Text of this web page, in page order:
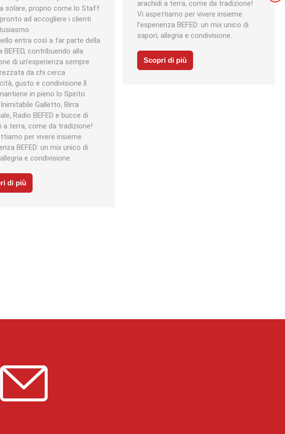
solare, proprio come lo Staff
pronto ad accogliere i clienti
entra così a far parte della
BEFED, contribuendo alla
di un’esperienza sempre
da chi cerca
gusto e condivisione.Il
in pieno lo Spirito
Inimitabile Galletto, Birra
Radio BEFED e bucce di
a terra, come da tradizione!
per vivere insieme
BEFED: un mix unico di
e condivisione.
di più
arachidi a terra, come da tradizione!
Vi aspettiamo per vivere insieme
l’esperienza BEFED: un mix unico di
sapori, allegria e condivisione.
Scopri di più